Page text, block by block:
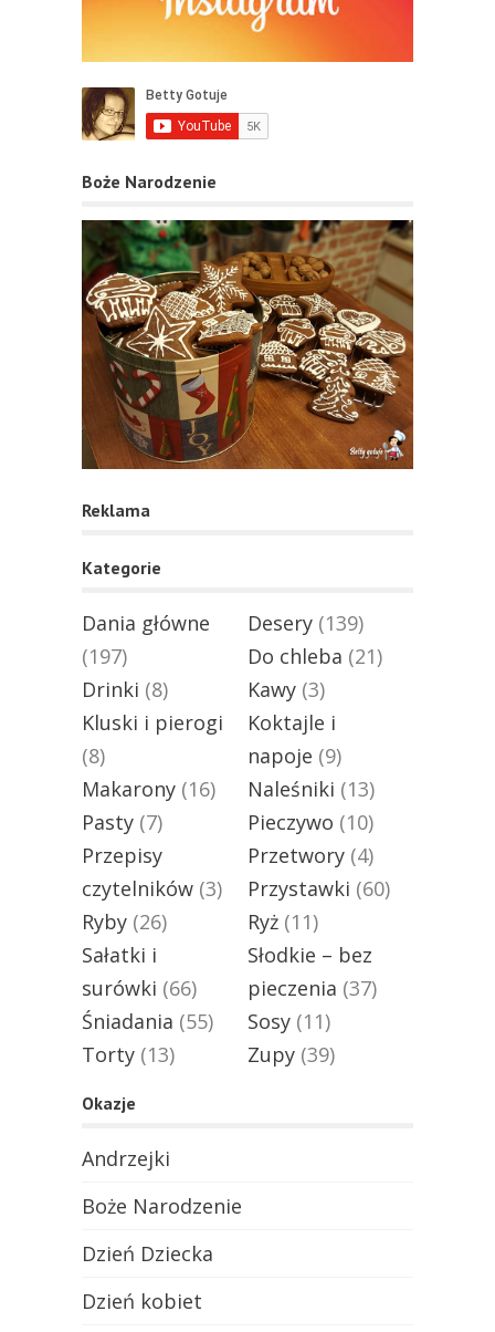
Boże Narodzenie
Reklama
Kategorie
Dania główne
(197)
Desery (139)
Do chleba (21)
Drinki (8) Kawy (3)
Kluski i pierogi
(8)
Koktajle i
napoje (9)
Makarony (16) Naleśniki (13)
Pasty (7) Pieczywo (10)
Przepisy
czytelników (3)
Przetwory (4)
Przystawki (60)
Ryby (26) Ryż (11)
Sałatki i
surówki (66)
Słodkie – bez
pieczenia (37)
Śniadania (55) Sosy (11)
Torty (13) Zupy (39)
Okazje
Andrzejki
Boże Narodzenie
Dzień Dziecka
Dzień kobiet